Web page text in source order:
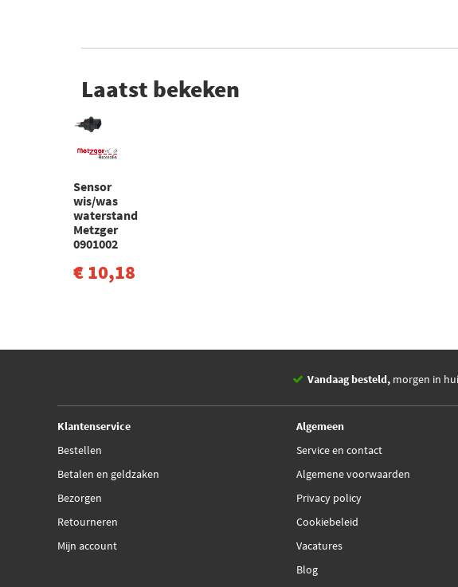
Laatst bekeken
Sensor
wis/was
waterstand
Metzger
0901002
€ 10,18
Vandaag besteld, morgen in
Klantenservice
Bestellen
Betalen en geldzaken
Bezorgen
Retourneren
Mijn account
Algemeen
Service en contact
Algemene voorwaarden
Privacy policy
Cookiebeleid
Vacatures
Blog